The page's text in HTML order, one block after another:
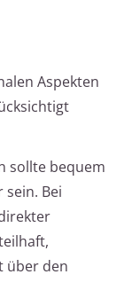
Aspekten
sollte bequem
Bei
über den